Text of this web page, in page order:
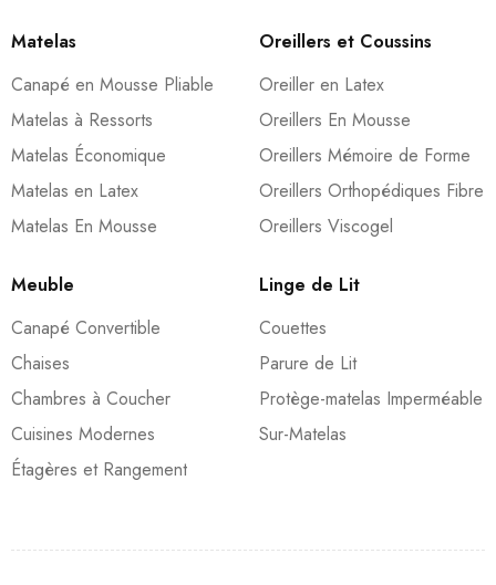
Matelas
Canapé en Mousse Pliable
Matelas à Ressorts
Matelas Économique
Matelas en Latex
Matelas En Mousse
Oreillers et Coussins
Oreiller en Latex
Oreillers En Mousse
Oreillers Mémoire de Forme
Oreillers Orthopédiques Fibre
Oreillers Viscogel
Meuble
Canapé Convertible
Chaises
Chambres à Coucher
Cuisines Modernes
Étagères et Rangement
Linge de Lit
Couettes
Parure de Lit
Protège-matelas Imperméable
Sur-Matelas